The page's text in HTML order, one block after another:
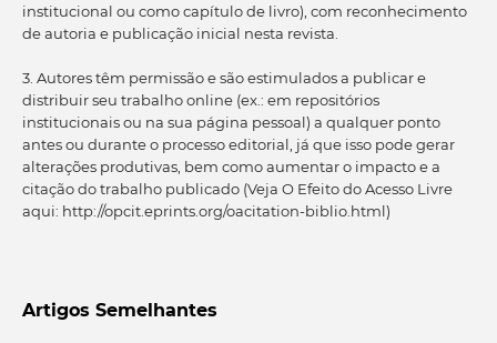
institucional ou como capítulo de livro), com reconhecimento
de autoria e publicação inicial nesta revista.
3. Autores têm permissão e são estimulados a publicar e
distribuir seu trabalho online (ex.: em repositórios
institucionais ou na sua página pessoal) a qualquer ponto
antes ou durante o processo editorial, já que isso pode gerar
alterações produtivas, bem como aumentar o impacto e a
citação do trabalho publicado (Veja O Efeito do Acesso Livre
aqui: http://opcit.eprints.org/oacitation-biblio.html)
Artigos Semelhantes